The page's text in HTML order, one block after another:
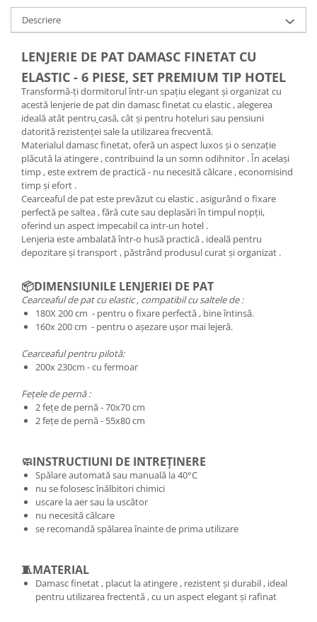
Descriere
LENJERIE DE PAT DAMASC FINETAT CU
ELASTIC - 6 PIESE, SET PREMIUM TIP HOTEL
Transformă-ți dormitorul într-un spațiu elegant și organizat cu
acestă lenjerie de pat din damasc finetat cu elastic , alegerea
ideală atât pentru casă, cât și pentru hoteluri sau pensiuni
datorită rezistenței sale la utilizarea frecventă.
Materialul damasc finetat, oferă un aspect luxos și o senzație
plăcută la atingere , contribuind la un somn odihnitor . În același
timp , este extrem de practică - nu necesită călcare , economisind
timp și efort .
Cearceaful de pat este prevăzut cu elastic , asigurând o fixare
perfectă pe saltea , fără cute sau deplasări în timpul nopții,
oferind un aspect impecabil ca intr-un hotel .
Lenjeria este ambalată într-o husă practică , ideală pentru
depozitare și transport , păstrând produsul curat și organizat .
📦DIMENSIUNILE LENJERIEI DE PAT
Cearceaful de pat cu elastic , compatibil cu saltele de :
180X 200 cm - pentru o fixare perfectă , bine întinsă.
160x 200 cm - pentru o așezare ușor mai lejeră.
Cearceaful pentru pilotă:
200x 230cm - cu fermoar
Fețele de pernă :
2 fețe de pernă - 70x70 cm
2 fețe de pernă - 55x80 cm
🧼INSTRUCTIUNI DE INTREȚINERE
Spălare automată sau manuală la 40°C
nu se folosesc înălbitori chimici
uscare la aer sau la uscător
nu necesită călcare
se recomandă spălarea înainte de prima utilizare
🧵MATERIAL
Damasc finetat , placut la atingere , rezistent și durabil , ideal
pentru utilizarea frectentă , cu un aspect elegant și rafinat